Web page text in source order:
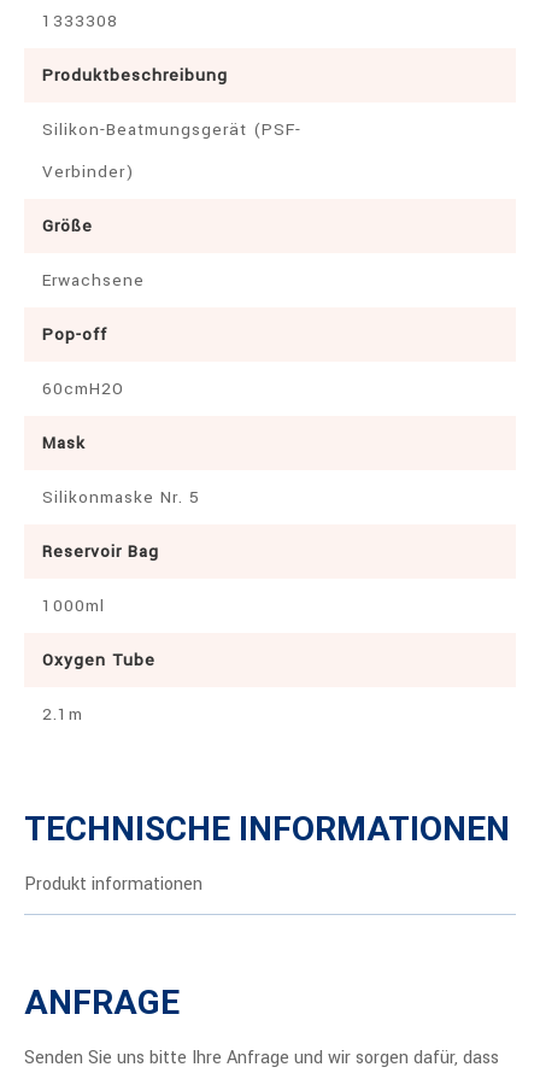
1333308
Produktbeschreibung
Silikon-Beatmungsgerät (PSF-
Verbinder)
Größe
Erwachsene
Pop-off
60cmH2O
Mask
Silikonmaske Nr. 5
Reservoir Bag
1000ml
Oxygen Tube
2.1m
TECHNISCHE INFORMATIONEN
Produkt informationen
ANFRAGE
Senden Sie uns bitte Ihre Anfrage und wir sorgen dafür, dass